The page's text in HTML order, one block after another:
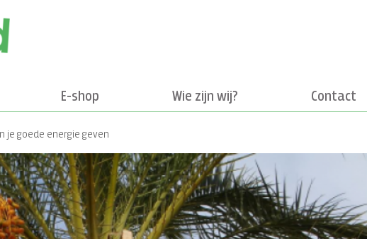
E-shop Wie zijn wij? Contact
je goede energie geven